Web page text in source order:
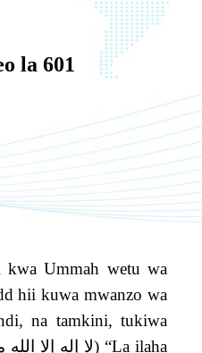
la 601
kwa Ummah wetu wa
na tamkini, tukiwa